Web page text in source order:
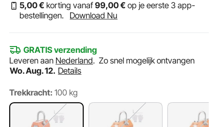
5,00€ korting vanaf99,00€ op je eerste 3 app-
bestellingen.
Download Nu
GRATIS verzending
Leveren aan Nederland.Zo snel mogelijk ontvangen
Wo. Aug. 12. Details
Trekkracht: 100 kg